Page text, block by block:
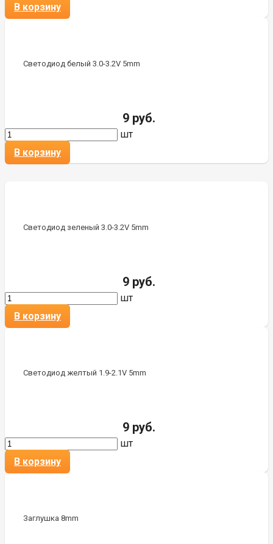
В корзину
Светодиод белый 3.0-3.2V 5mm
9 руб.
шт
В корзину
Светодиод зеленый 3.0-3.2V 5mm
9 руб.
шт
В корзину
Светодиод желтый 1.9-2.1V 5mm
9 руб.
шт
В корзину
Заглушка 8mm